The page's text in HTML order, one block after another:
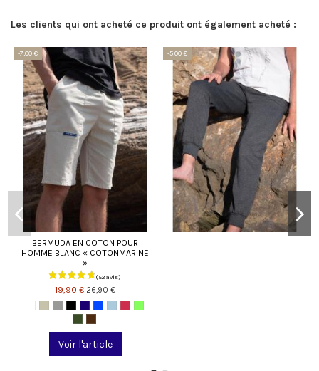
Les clients qui ont acheté ce produit ont également acheté :
-7,00 €
BERMUDA EN COTON POUR
HOMME BLANC « COTONMARINE
»
19,90 €26,90 €
Voir l'article
-5,00 €